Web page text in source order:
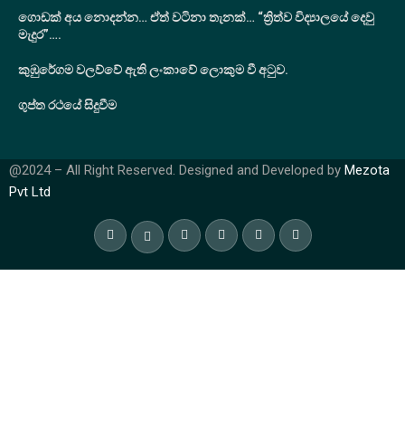
ගොඩක් අය නොදන්න… ඒත් වටිනා තැනක්… “ත්‍රිත්ව විද්‍යාලයේ දෙවු
මැදුර”….
කුඹුරේගම වලව්වේ ඇති ලංකාවේ ලොකුම වී අටුව.
ගුප්ත රථයේ සිදුවීම
@2024 – All Right Reserved. Designed and Developed by Mezota
Pvt Ltd